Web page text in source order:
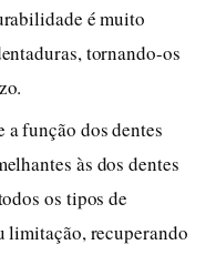
é muito
tornando-os
a função dos dentes
às dos dentes
os tipos de
limitação, recuperando